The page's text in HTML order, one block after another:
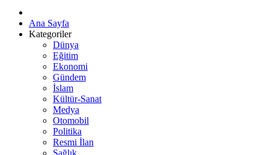
Ana Sayfa
Kategoriler
Dünya
Eğitim
Ekonomi
Gündem
İslam
Kültür-Sanat
Medya
Otomobil
Politika
Resmi İlan
Sağlık